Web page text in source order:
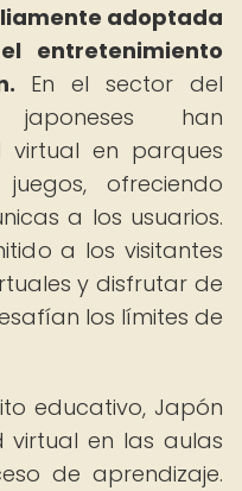
adoptada
entretenimiento
En el sector del
japoneses han
en parques
ofreciendo
a los usuarios.
a los visitantes
y disfrutar de
los límites de
educativo, Japón
en las aulas
de aprendizaje.